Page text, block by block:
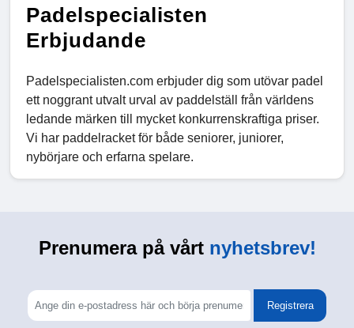
Padelspecialisten
Erbjudande
Padelspecialisten.com erbjuder dig som utövar padel
ett noggrant utvalt urval av paddelställ från världens
ledande märken till mycket konkurrenskraftiga priser.
Vi har paddelracket för både seniorer, juniorer,
nybörjare och erfarna spelare.
Prenumera på vårtnyhetsbrev!
Registrera